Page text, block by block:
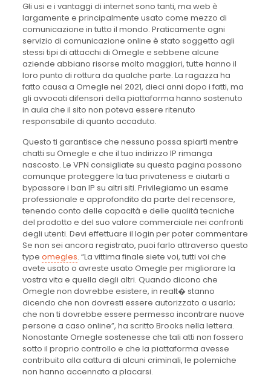
Gli usi e i vantaggi di internet sono tanti, ma web è
largamente e principalmente usato come mezzo di
comunicazione in tutto il mondo. Praticamente ogni
servizio di comunicazione online è stato soggetto agli
stessi tipi di attacchi di Omegle e sebbene alcune
aziende abbiano risorse molto maggiori, tutte hanno il
loro punto di rottura da qualche parte. La ragazza ha
fatto causa a Omegle nel 2021, dieci anni dopo i fatti, ma
gli avvocati difensori della piattaforma hanno sostenuto
in aula che il sito non poteva essere ritenuto
responsabile di quanto accaduto.
Questo ti garantisce che nessuno possa spiarti mentre
chatti su Omegle e che il tuo indirizzo IP rimanga
nascosto. Le VPN consigliate su questa pagina possono
comunque proteggere la tua privateness e aiutarti a
bypassare i ban IP su altri siti. Privilegiamo un esame
professionale e approfondito da parte del recensore,
tenendo conto delle capacità e delle qualità tecniche
del prodotto e del suo valore commerciale nei confronti
degli utenti. Devi effettuare il login per poter commentare
Se non sei ancora registrato, puoi farlo attraverso questo
type omegles. “La vittima finale siete voi, tutti voi che
avete usato o avreste usato Omegle per migliorare la
vostra vita e quella degli altri. Quando dicono che
Omegle non dovrebbe esistere, in realt� stanno
dicendo che non dovresti essere autorizzato a usarlo;
che non ti dovrebbe essere permesso incontrare nuove
persone a caso online”, ha scritto Brooks nella lettera.
Nonostante Omegle sostenesse che tali atti non fossero
sotto il proprio controllo e che la piattaforma avesse
contribuito alla cattura di alcuni criminali, le polemiche
non hanno accennato a placarsi.